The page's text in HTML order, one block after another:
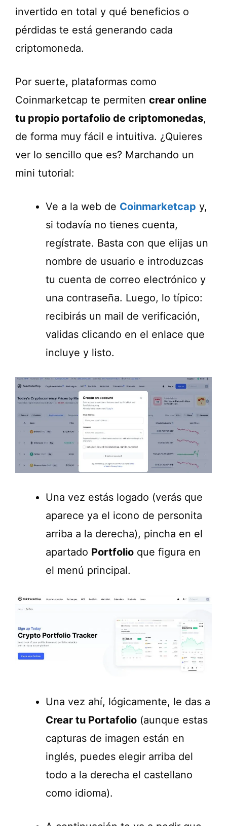
invertido en total y qué beneficios o
pérdidas te está generando cada
criptomoneda.
Por suerte, plataformas como
Coinmarketcap te permiten crear online
tu propio portafolio de criptomonedas,
de forma muy fácil e intuitiva. ¿Quieres
ver lo sencillo que es? Marchando un
mini tutorial:
Ve a la web de Coinmarketcap y,
si todavía no tienes cuenta,
regístrate. Basta con que elijas un
nombre de usuario e introduzcas
tu cuenta de correo electrónico y
una contraseña. Luego, lo típico:
recibirás un mail de verificación,
validas clicando en el enlace que
incluye y listo.
Una vez estás logado (verás que
aparece ya el icono de personita
arriba a la derecha), pincha en el
apartado Portfolio que figura en
el menú principal.
Una vez ahí, lógicamente, le das a
Crear tu Portafolio (aunque estas
capturas de imagen están en
inglés, puedes elegir arriba del
todo a la derecha el castellano
como idioma).